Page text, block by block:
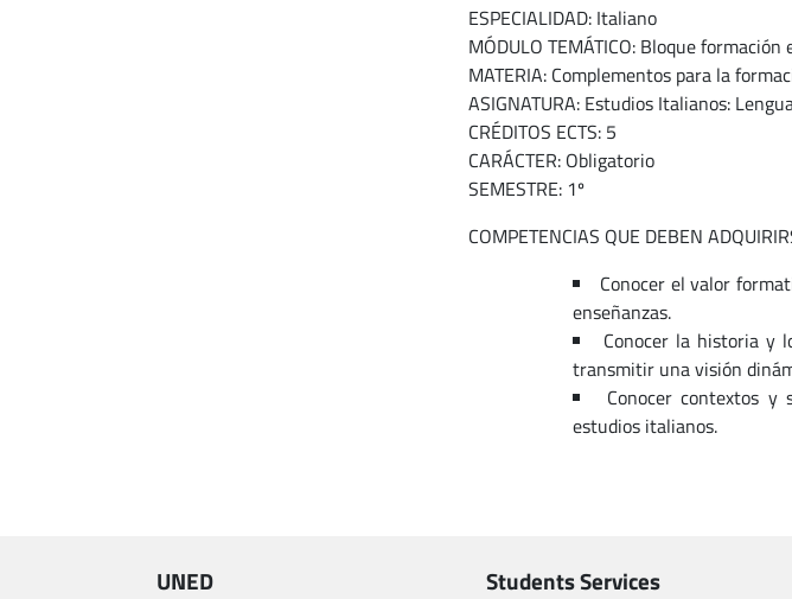
ESPECIALIDAD: Italiano
MÓDULO TEMÁTICO: Bloque formación
MATERIA: Complementos para la
ASIGNATURA: Estudios Italianos:
CRÉDITOS ECTS: 5
CARÁCTER: Obligatorio
SEMESTRE: 1º
COMPETENCIAS QUE DEBEN
Conocer el valor
enseñanzas.
Conocer la historia y
transmitir una visión
Conocer contextos
estudios italianos.
UNED Students Services